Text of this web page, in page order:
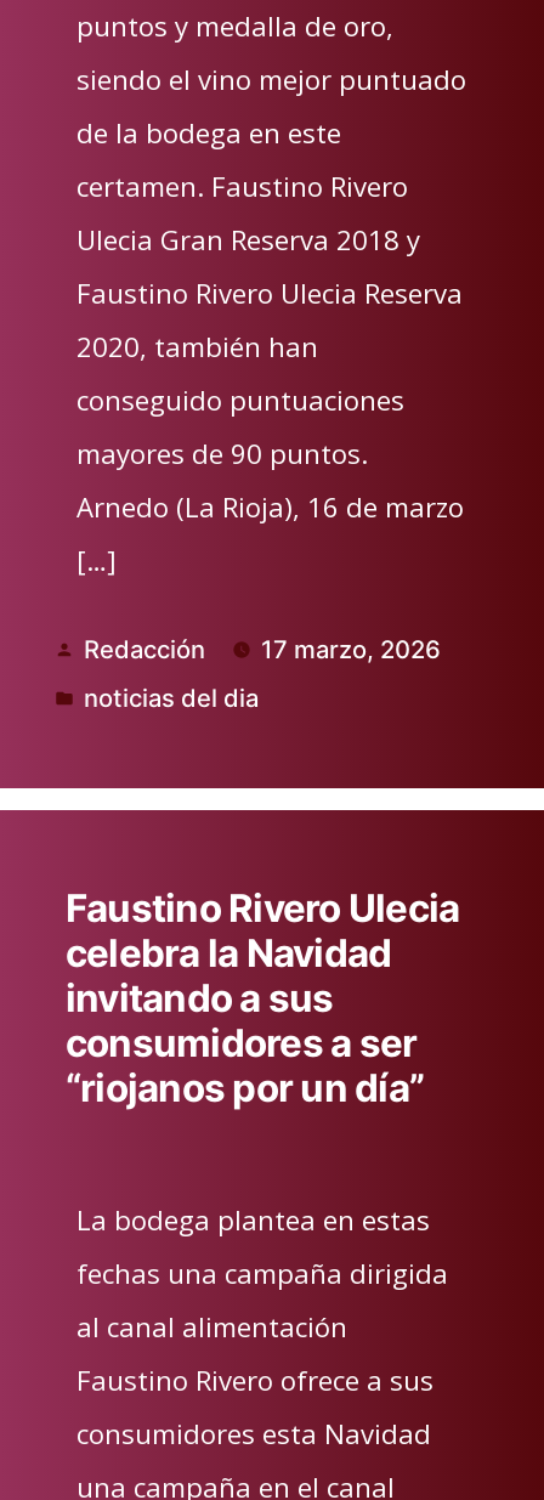
puntos y medalla de oro,
siendo el vino mejor puntuado
de la bodega en este
certamen. Faustino Rivero
Ulecia Gran Reserva 2018 y
Faustino Rivero Ulecia Reserva
2020, también han
conseguido puntuaciones
mayores de 90 puntos.
Arnedo (La Rioja), 16 de marzo
[…]
Publicado
por
Redacción 17 marzo, 2026
Publicado
noticias del dia
Faustino Rivero Ulecia
celebra la Navidad
invitando a sus
consumidores a ser
“riojanos por un día”
La bodega plantea en estas
fechas una campaña dirigida
al canal alimentación
Faustino Rivero ofrece a sus
consumidores esta Navidad
una campaña en el canal